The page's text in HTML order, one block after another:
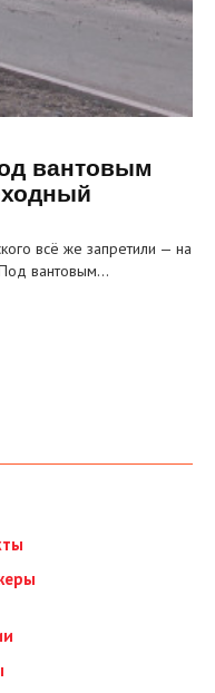
вантовым
всё же запретили — на
вантовым…